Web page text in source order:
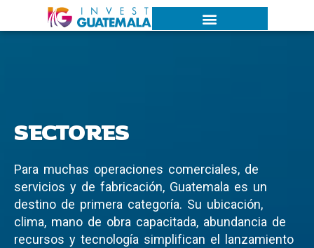
SECTORES
Para muchas operaciones comercia es, de
servicios y de fabricación, Guatema a es un
destino de primera categoría. Su ubicación,
c ima, mano de obra capacitada, abundancia de
recursos y tecno ogía simp ifican e anzamiento